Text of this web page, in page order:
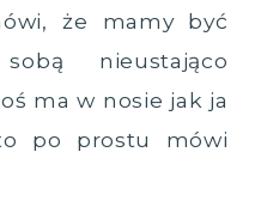
że mamy być
nieustająco
ma w nosie jak ja
po prostu mówi